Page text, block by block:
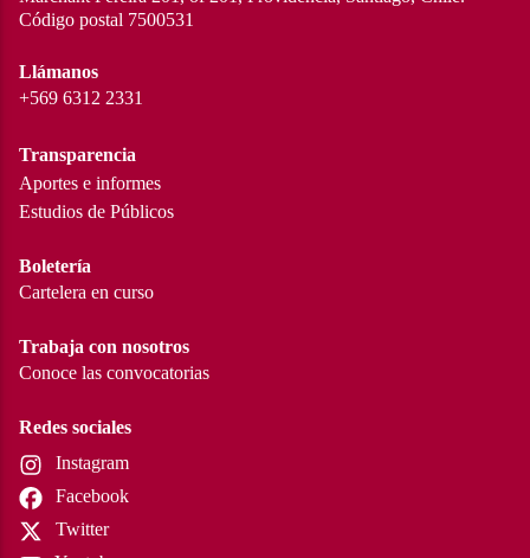
Código postal 7500531
Llámanos
+569 6312 2331
Transparencia
Aportes e informes
Estudios de Públicos
Boletería
Cartelera en curso
Trabaja con nosotros
Conoce las convocatorias
Redes sociales
Instagram
Facebook
Twitter